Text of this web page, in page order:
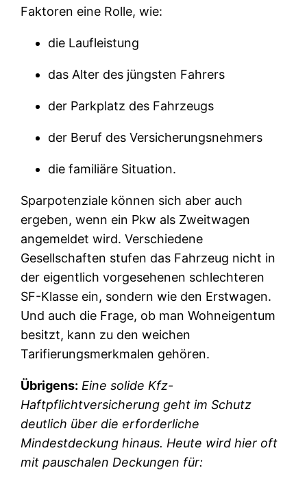
Faktoren eine Rolle, wie:
die Laufleistung
das Alter des jüngsten Fahrers
der Parkplatz des Fahrzeugs
der Beruf des Versicherungsnehmers
die familiäre Situation.
Sparpotenziale können sich aber auch
ergeben, wenn ein Pkw als Zweitwagen
angemeldet wird. Verschiedene
Gesellschaften stufen das Fahrzeug nicht in
der eigentlich vorgesehenen schlechteren
SF-Klasse ein, sondern wie den Erstwagen.
Und auch die Frage, ob man Wohneigentum
besitzt, kann zu den weichen
Tarifierungsmerkmalen gehören.
Übrigens: Eine solide Kfz-
Haftpflichtversicherung geht im Schutz
deutlich über die erforderliche
Mindestdeckung hinaus. Heute wird hier oft
mit pauschalen Deckungen für: